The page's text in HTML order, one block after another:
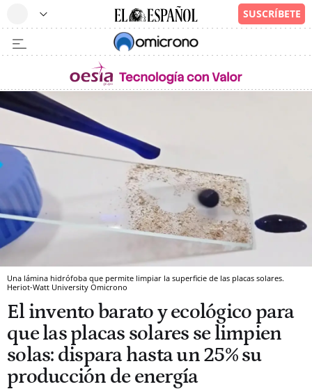
Una lámina hidrófoba que permite limpiar la superficie de las placas solares.
Heriot-Watt University Omicrono
El invento barato y ecológico para
que las placas solares se limpien
solas: dispara hasta un 25% su
producción de energía